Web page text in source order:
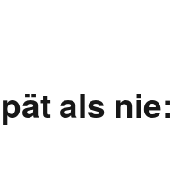
FONTANE UND SCHULE
als